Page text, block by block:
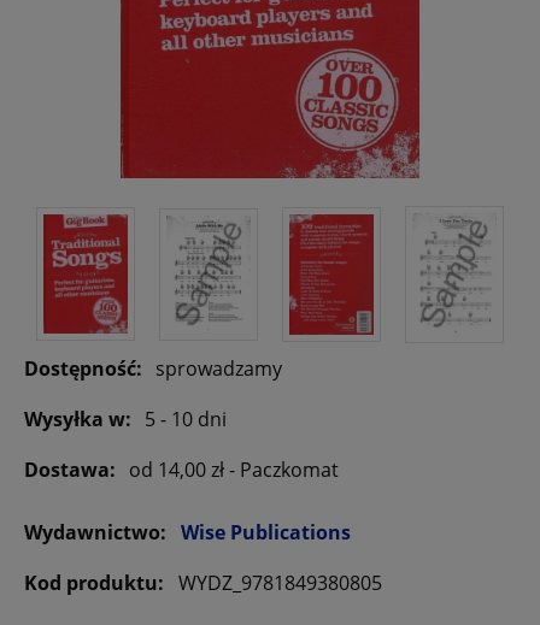
Dostępność: sprowadzamy
Wysyłka w: 5 - 10 dni
Dostawa: od 14,00 zł- Paczkomat
Wydawnictwo: Wise Publications
Kod produktu: WYDZ_9781849380805